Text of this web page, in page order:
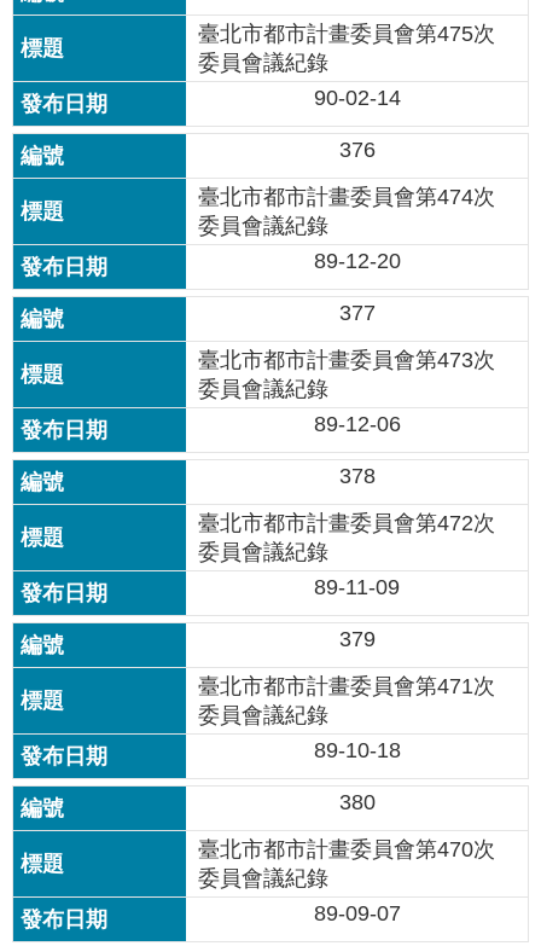
臺北市都市計畫委員會第475次
委員會議紀錄
90-02-14
376
臺北市都市計畫委員會第474次
委員會議紀錄
89-12-20
377
臺北市都市計畫委員會第473次
委員會議紀錄
89-12-06
378
臺北市都市計畫委員會第472次
委員會議紀錄
89-11-09
379
臺北市都市計畫委員會第471次
委員會議紀錄
89-10-18
380
臺北市都市計畫委員會第470次
委員會議紀錄
89-09-07